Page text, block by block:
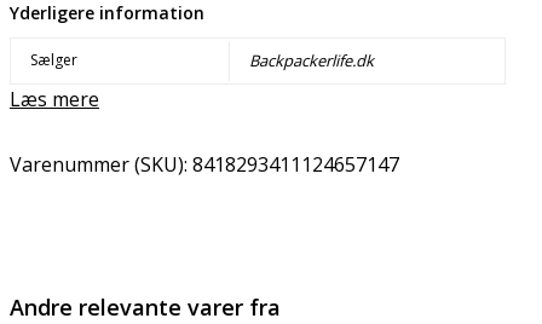
Yderligere information
Sælger Backpackerlife.dk
Læs mere
Varenummer (SKU): 8418293411124657147
Andre relevante varer fra